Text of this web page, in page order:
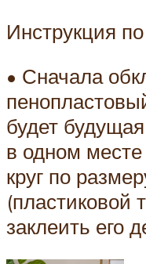
Инструкция
• Сначала
будет
в одном
круг по
(пластиковой
заклеить его